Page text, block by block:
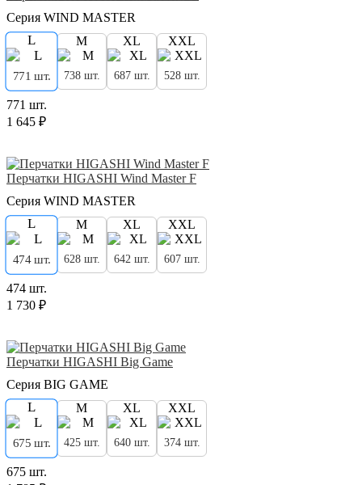
Серия WIND MASTER
L
771 шт.
M
738 шт.
XL
687 шт.
XXL
528 шт.
771 шт.
1 645 ₽
Перчатки HIGASHI Wind Master F
Серия WIND MASTER
L
474 шт.
M
628 шт.
XL
642 шт.
XXL
607 шт.
474 шт.
1 730 ₽
Перчатки HIGASHI Big Game
Серия BIG GAME
L
675 шт.
M
425 шт.
XL
640 шт.
XXL
374 шт.
675 шт.